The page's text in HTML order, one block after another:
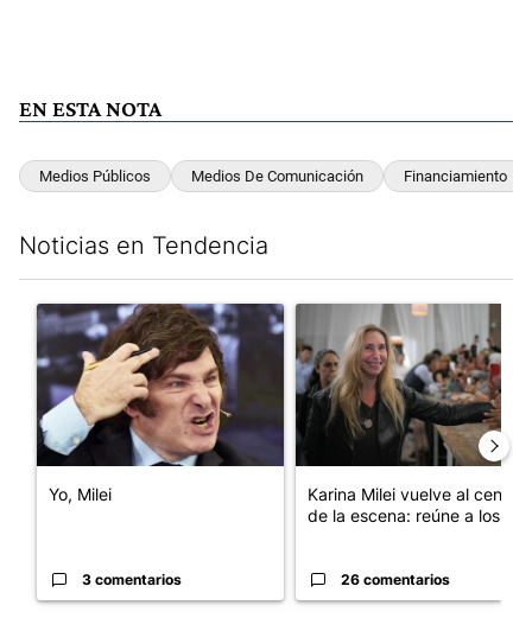
EN ESTA NOTA
Medios Públicos Medios De Comunicación Financiamiento
Noticias en Tendencia
Un artículo de tendencia con el título "Yo, Milei" con 3
Yo, Milei
3 comentarios
Un artículo de tendencia
Karina Milei vuelve al centro
de la escena: reúne a los...
26 comentarios